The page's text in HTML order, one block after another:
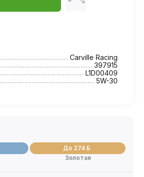
Carville Racing
397915
L1D00409
5W-30
До 274 Б
Золотая